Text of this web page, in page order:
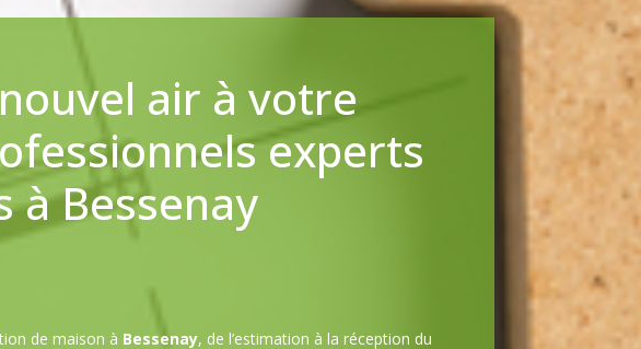
air à votre
experts
à Bessenay
de maison à Bessenay, de l’estimation à la réception du